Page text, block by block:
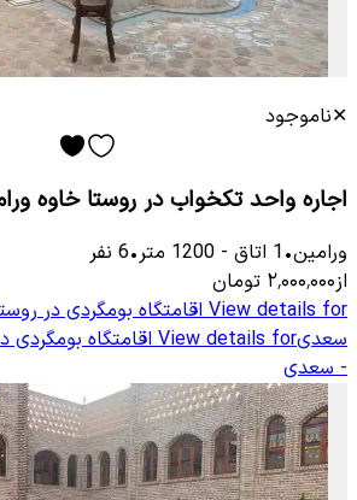
✕ناموجود
اجاره واحد تکخواب در روستا خاوه
ورامین•
1 اتاق -
1200 متر•
6 نفر
از۲٬۰۰۰٬۰۰۰ تومان
View details for اقامتگاه بومگردی در
سعدیView details for اقامتگاه بومگردی
- سعدی